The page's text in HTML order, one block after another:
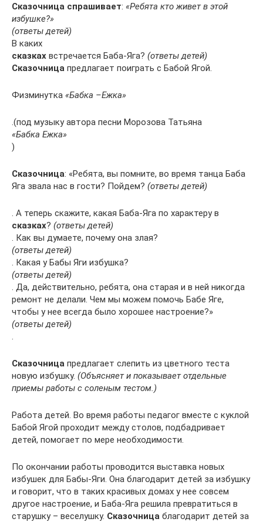
Сказочница спрашивает: «Ребята кто живет в этой
избушке?»
(ответы детей)
В каких
сказках встречается Баба-Яга? (ответы детей)
Сказочница предлагает поиграть с Бабой Ягой.
Физминутка «Бабка –Ежка»
.(под музыку автора песни Морозова Татьяна
«Бабка Ежка»
)
Сказочница: «Ребята, вы помните, во время танца Баба
Яга звала нас в гости? Пойдем? (ответы детей)
. А теперь скажите, какая Баба-Яга по характеру в
сказках? (ответы детей)
. Как вы думаете, почему она злая?
(ответы детей)
. Какая у Бабы Яги избушка?
(ответы детей)
. Да, действительно, ребята, она старая и в ней никогда
ремонт не делали. Чем мы можем помочь Бабе Яге,
чтобы у нее всегда было хорошее настроение?»
(ответы детей)
.
Сказочница предлагает слепить из цветного теста
новую избушку. (Объясняет и показывает отдельные
приемы работы с соленым тестом.)
Работа детей. Во время работы педагог вместе с куклой
Бабой Ягой проходит между столов, подбадривает
детей, помогает по мере необходимости.
По окончании работы проводится выставка новых
избушек для Бабы-Яги. Она благодарит детей за избушку
и говорит, что в таких красивых домах у нее совсем
другое настроение, и Баба-Яга решила превратиться в
старушку – веселушку. Сказочница благодарит детей за